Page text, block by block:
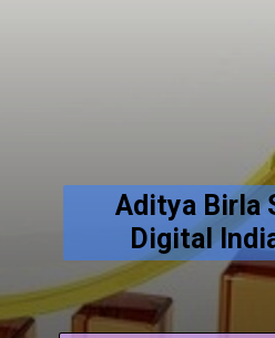
Aditya Birla
Digital